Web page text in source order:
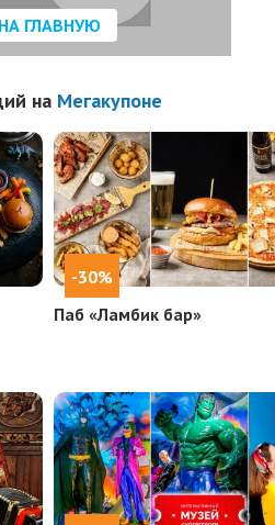
НА ГЛАВНУЮ
на Мегакупоне
-30%
Паб «Ламбик бар»